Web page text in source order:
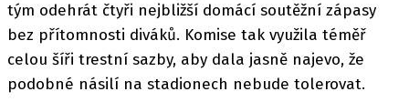
tým odehrát čtyři nejbližší domácí soutěžní zápasy
bez přítomnosti diváků. Komise tak využila téměř
celou šíři trestní sazby, aby dala jasně najevo, že
podobné násilí na stadionech nebude tolerovat.